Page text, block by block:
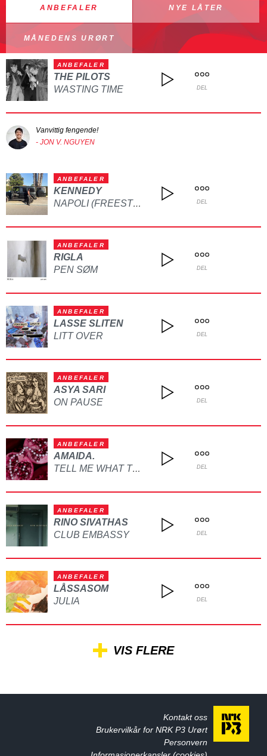
ANBEFALER NYE LÅTER
MÅNEDENS URØRT
ANBEFALER
THE PILOTS
WASTING TIME
DEL
Vanvittig fengende!
- JON V. NGUYEN
ANBEFALER
KENNEDY
NAPOLI (FREESTYLE) DEL
ANBEFALER
RIGLA
PEN SØM
DEL
ANBEFALER
LASSE SLITEN
LITT OVER
DEL
ANBEFALER
ASYA SARI
ON PAUSE
DEL
ANBEFALER
AMAIDA.
TELL ME WHAT TO DO DEL
ANBEFALER
RINO SIVATHAS
CLUB EMBASSY
DEL
ANBEFALER
LÅSSASOM
JULIA
DEL
VIS FLERE
Kontakt oss
Brukervilkår for NRK P3 Urørt
Personvern